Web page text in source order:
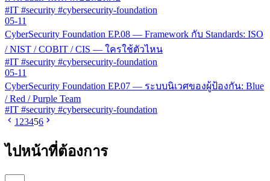
#IT #security #cybersecurity-foundation
05-11
CyberSecurity Foundation EP.08 — Framework กับ Standards: ISO
/ NIST / COBIT / CIS — ใครใช้ตัวไหน
#IT #security #cybersecurity-foundation
05-11
CyberSecurity Foundation EP.07 — ระบบนิเวศของผู้ป้องกัน: Blue
/ Red / Purple Team
#IT #security #cybersecurity-foundation
1 23456
ไปหน้าที่ต้องการ